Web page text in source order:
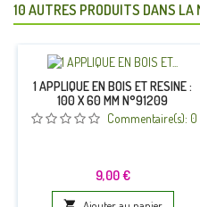
10 AUTRES PRODUITS DANS LA
1 APPLIQUE EN BOIS ET RESINE :
100 X 60 MM N°91209
Commentaire(s): 0
Prix
9,00 €